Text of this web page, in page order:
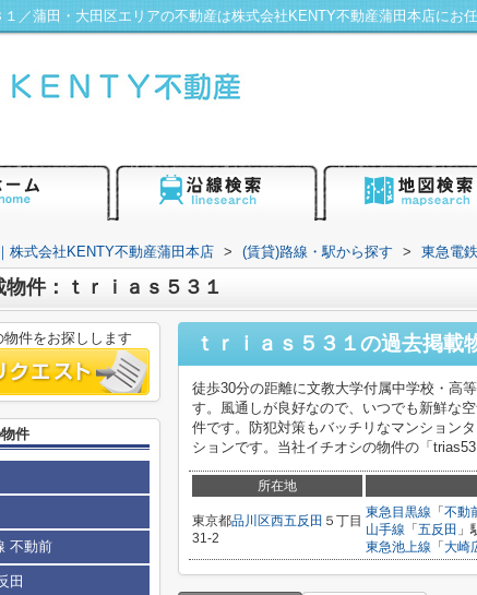
１／蒲田・大田区エリアの不動産は株式会社KENTY不動産蒲田本店にお任
株式会社KENTY不動産蒲田本店 > (賃貸)路線・駅から探す > 東急電
物件：ｔｒｉａｓ５３１
ｔｒｉａｓ５３１の過去掲載
徒歩30分の距離に文教大学付属中学校・高
す。風通しが良好なので、いつでも新鮮な
件です。防犯対策もバッチリなマンション
ションです。当社イチオシの物件の「
所在地
東京都品川区西五反田 ５丁目
31-2
東急目黒線 「 不動
山手線 「 五反田 」
東急池上線 「 大崎
件をお探しします
件
不動前
田